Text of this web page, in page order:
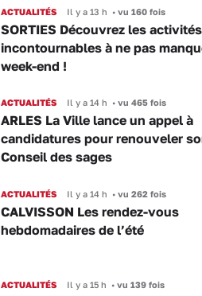
ACTUALITÉS Il y a 13 h •vu 160 fois
SORTIES Découvrez les activités
incontournables à ne pas
week-end !
ACTUALITÉS Il y a 14 h •vu 465 fois
ARLES La Ville lance un appel à
candidatures pour renouveler
Conseil des sages
ACTUALITÉS Il y a 14 h •vu 262 fois
CALVISSON Les rendez-vous
hebdomadaires de l’été
ACTUALITÉS Il y a 15 h •vu 139 fois